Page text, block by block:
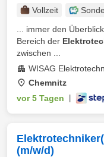
Vollzeit
... immer den
Bereich der
zwischen ...
WISAG
Chemnitz
vor 5 Tagen
(m/w/d)